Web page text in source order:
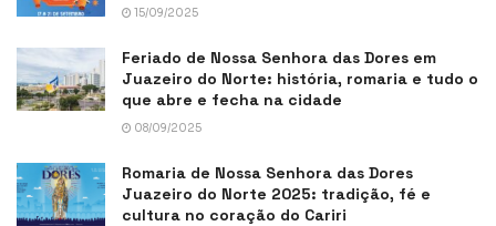
15/09/2025
Feriado de Nossa Senhora das Dores em
Juazeiro do Norte: história, romaria e tudo o
que abre e fecha na cidade
08/09/2025
Romaria de Nossa Senhora das Dores
Juazeiro do Norte 2025: tradição, fé e
cultura no coração do Cariri